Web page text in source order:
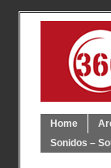
Home
Sonidos –